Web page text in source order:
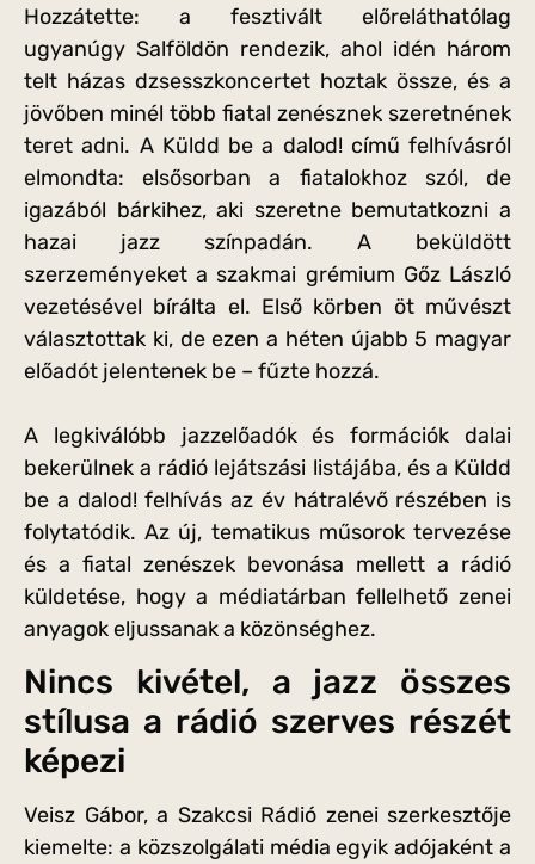
Hozzátette: a fesztivált előreláthatólag
ugyanúgy Salföldön rendezik, ahol idén három
telt házas dzsesszkoncertet hoztak össze, és a
jövőben minél több fiatal zenésznek szeretnének
teret adni. A Küldd be a dalod! című felhívásról
elmondta: elsősorban a fiatalokhoz szól, de
igazából bárkihez, aki szeretne bemutatkozni a
hazai jazz színpadán. A beküldött
szerzeményeket a szakmai grémium Gőz László
vezetésével bírálta el. Első körben öt művészt
választottak ki, de ezen a héten újabb 5 magyar
előadót jelentenek be – fűzte hozzá.
A legkiválóbb jazzelőadók és formációk dalai
bekerülnek a rádió lejátszási listájába, és a Küldd
be a dalod! felhívás az év hátralévő részében is
folytatódik. Az új, tematikus műsorok tervezése
és a fiatal zenészek bevonása mellett a rádió
küldetése, hogy a médiatárban fellelhető zenei
anyagok eljussanak a közönséghez.
Nincs kivétel, a jazz összes
stílusa a rádió szerves részét
képezi
Veisz Gábor, a Szakcsi Rádió zenei szerkesztője
kiemelte: a közszolgálati média egyik adójaként a